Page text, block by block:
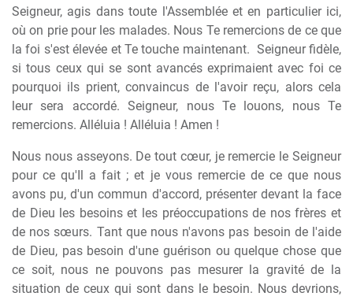
Seigneur, agis dans toute l'Assemblée et en particulier ici,
où on prie pour les malades. Nous Te remercions de ce que
la foi s'est élevée et Te touche maintenant. Seigneur fidèle,
si tous ceux qui se sont avancés exprimaient avec foi ce
pourquoi ils prient, convaincus de l'avoir reçu, alors cela
leur sera accordé. Seigneur, nous Te louons, nous Te
remercions. Alléluia ! Alléluia ! Amen !
Nous nous asseyons. De tout cœur, je remercie le Seigneur
pour ce qu'Il a fait ; et je vous remercie de ce que nous
avons pu, d'un commun d'accord, présenter devant la face
de Dieu les besoins et les préoccupations de nos frères et
de nos sœurs. Tant que nous n'avons pas besoin de l'aide
de Dieu, pas besoin d'une guérison ou quelque chose que
ce soit, nous ne pouvons pas mesurer la gravité de la
situation de ceux qui sont dans le besoin. Nous devrions,